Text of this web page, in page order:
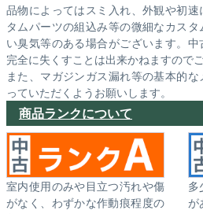
品物によってはスミ入れ、外観や初
タムパーツの組込み等の微細なカス
い臭気等のある場合がございます。
完全に失くすことは出来かねますので
また、マガジンガス漏れ等の基本的
っていただくようお願いします。
商品ランクについて
室内使用のみや目立つ汚れや傷
がなく、わずかな作動痕程度の
多
が